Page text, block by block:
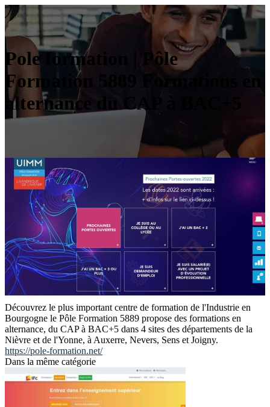
Pole formation | Pôle
Formation 5889 Formations en
alternance du CAP à BAC+5
Découvrez le plus important centre de formation de l'Industrie en
Bourgogne le Pôle Formation 5889 propose des formations en
alternance, du CAP à BAC+5 dans 4 sites des départements de la
Nièvre et de l'Yonne, à Auxerre, Nevers, Sens et Joigny.
https://pole-formation.net/
Dans la même catégorie